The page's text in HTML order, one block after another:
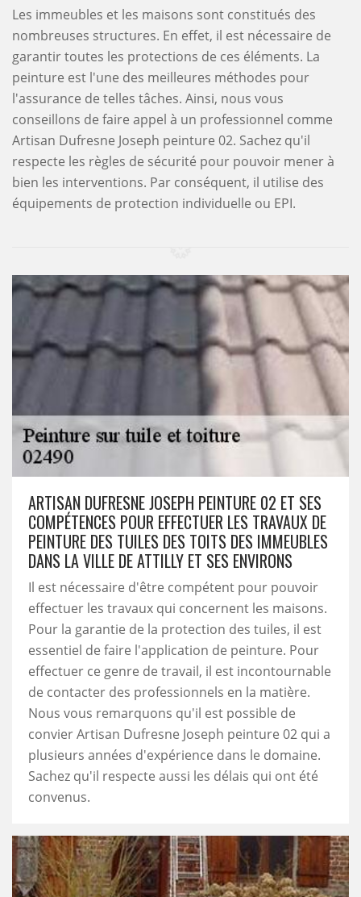
Les immeubles et les maisons sont constitués des
nombreuses structures. En effet, il est nécessaire de
garantir toutes les protections de ces éléments. La
peinture est l'une des meilleures méthodes pour
l'assurance de telles tâches. Ainsi, nous vous
conseillons de faire appel à un professionnel comme
Artisan Dufresne Joseph peinture 02. Sachez qu'il
respecte les règles de sécurité pour pouvoir mener à
bien les interventions. Par conséquent, il utilise des
équipements de protection individuelle ou EPI.
ARTISAN DUFRESNE JOSEPH PEINTURE 02 ET SES
COMPÉTENCES POUR EFFECTUER LES TRAVAUX DE
PEINTURE DES TUILES DES TOITS DES IMMEUBLES
DANS LA VILLE DE ATTILLY ET SES ENVIRONS
Il est nécessaire d'être compétent pour pouvoir
effectuer les travaux qui concernent les maisons.
Pour la garantie de la protection des tuiles, il est
essentiel de faire l'application de peinture. Pour
effectuer ce genre de travail, il est incontournable
de contacter des professionnels en la matière.
Nous vous remarquons qu'il est possible de
convier Artisan Dufresne Joseph peinture 02 qui a
plusieurs années d'expérience dans le domaine.
Sachez qu'il respecte aussi les délais qui ont été
convenus.